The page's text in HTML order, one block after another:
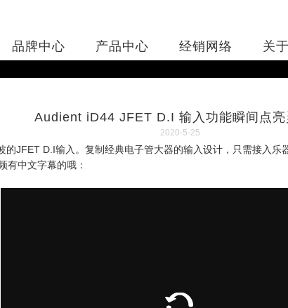
品牌中心 产品中心 经销网络 关
Audient iD44 JFET D.I 输入功能瞬间点亮
2020-5-25
JFET D.I输入。复制经典电子管大器的输入设计，只需接入
有中文字幕的哦：